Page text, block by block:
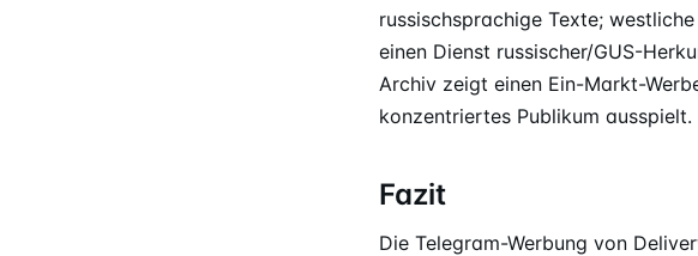
russischsprachige Texte;
einen Dienst russischer/GUS-
Archiv zeigt einen Ein-Markt-
konzentriertes Publikum ausspielt.
Fazit
Die Telegram-Werbung von